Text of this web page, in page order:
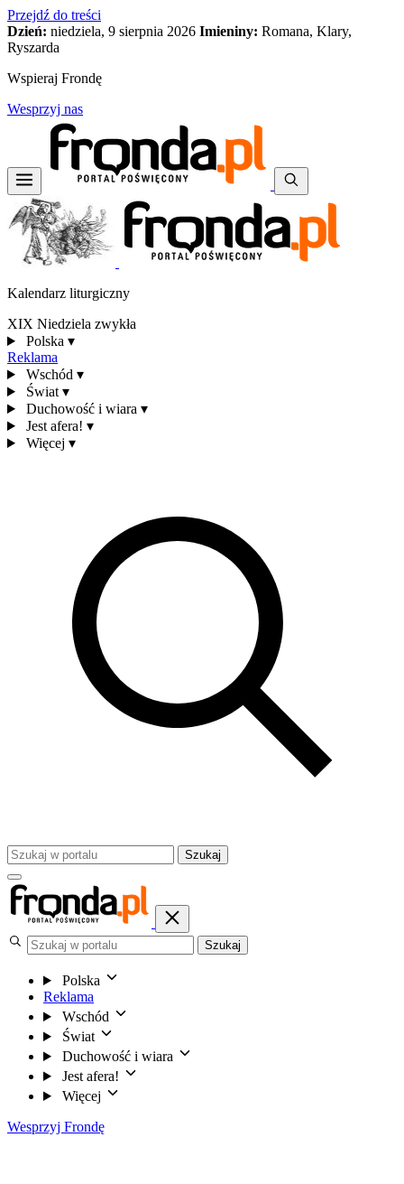
Przejdź do treści
Dzień: niedziela, 9 sierpnia 2026 Imieniny: Romana, Klary,
Ryszarda
Wspieraj Frondę
Wesprzyj nas
Kalendarz liturgiczny
XIX Niedziela zwykła
Polska ▾
Reklama
Wschód ▾
Świat ▾
Duchowość i wiara ▾
Jest afera! ▾
Więcej ▾
Szukaj
Szukaj
Polska
Reklama
Wschód
Świat
Duchowość i wiara
Jest afera!
Więcej
Wesprzyj Frondę